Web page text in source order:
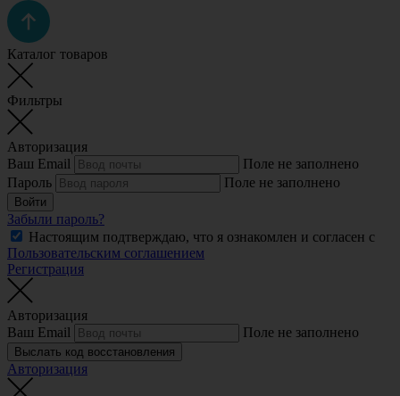
Каталог товаров
Фильтры
Авторизация
Ваш Email
Поле не заполнено
Пароль
Поле не заполнено
Войти
Забыли пароль?
Настоящим подтверждаю, что я ознакомлен и согласен с
Пользовательским соглашением
Регистрация
Авторизация
Ваш Email
Поле не заполнено
Выслать код восстановления
Авторизация